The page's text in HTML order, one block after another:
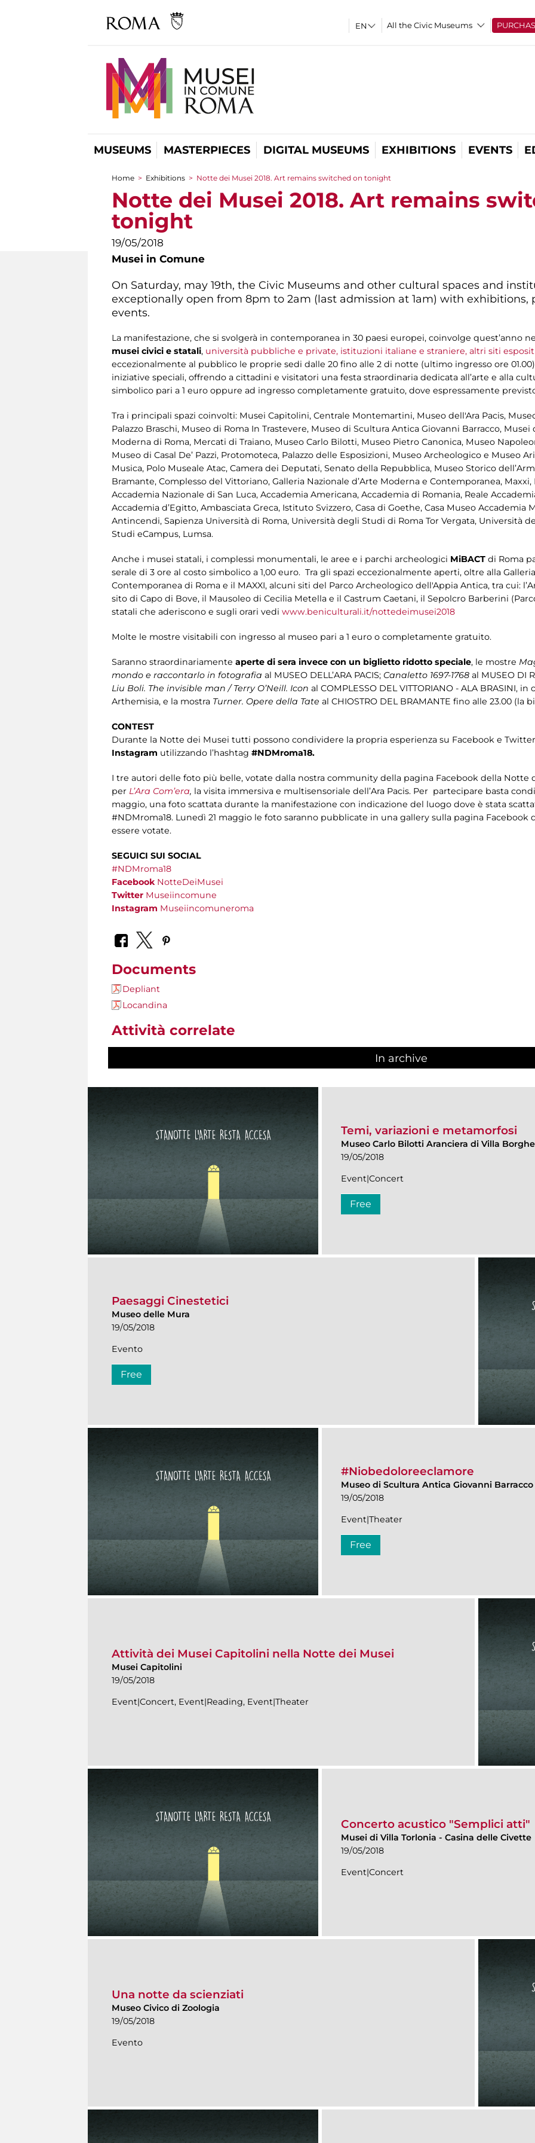
All the Civic Museums
MUSEUMS MASTERPIECES DIGITAL MUSEUMS EXHIBITIONS EVENTS
You are here
Home > Exhibitions > Notte dei Musei 2018. Art remains switched on tonight
Notte dei Musei 2018. Art remains
tonight
19/05/2018
Musei in Comune
On Saturday, may 19th, the Civic Museums and other cultural spaces and
exceptionally open from 8pm to 2am (last admission at 1am) with exhibitions,
events.
La manifestazione, che si svolgerà in contemporanea in 30 paesi europei, coinvolge quest’anno
musei civici e statali, università pubbliche e private, istituzioni italiane e straniere, altri siti
eccezionalmente al pubblico le proprie sedi dalle 20 fino alle 2 di notte (ultimo ingresso ore
iniziative speciali, offrendo a cittadini e visitatori una festa straordinaria dedicata all’arte e alla
simbolico pari a 1 euro oppure ad ingresso completamente gratuito, dove espressamente
Tra i principali spazi coinvolti: Musei Capitolini, Centrale Montemartini, Museo dell'Ara Pacis,
Palazzo Braschi, Museo di Roma In Trastevere, Museo di Scultura Antica Giovanni Barracco, Musei
Moderna di Roma, Mercati di Traiano, Museo Carlo Bilotti, Museo Pietro Canonica, Museo
Museo di Casal De’ Pazzi, Protomoteca, Palazzo delle Esposizioni, Museo Archeologico e Museo
Musica, Polo Museale Atac, Camera dei Deputati, Senato della Repubblica, Museo Storico
Bramante, Complesso del Vittoriano, Galleria Nazionale d’Arte Moderna e Contemporanea,
Accademia Nazionale di San Luca, Accademia Americana, Accademia di Romania, Reale
Accademia d’Egitto, Ambasciata Greca, Istituto Svizzero, Casa di Goethe, Casa Museo
Antincendi, Sapienza Università di Roma, Università degli Studi di Roma Tor Vergata, Università
Studi eCampus, Lumsa.
Anche i musei statali, i complessi monumentali, le aree e i parchi archeologici MiBACT di Roma
serale di 3 ore al costo simbolico a 1,00 euro. Tra gli spazi eccezionalmente aperti, oltre alla
Contemporanea di Roma e il MAXXI, alcuni siti del Parco Archeologico dell'Appia Antica, tra cui:
sito di Capo di Bove, il Mausoleo di Cecilia Metella e il Castrum Caetani, il Sepolcro Barberini
statali che aderiscono e sugli orari vedi www.beniculturali.it/nottedeimusei2018
Molte le mostre visitabili con ingresso al museo pari a 1 euro o completamente gratuito.
Saranno straordinariamente aperte di sera invece con un biglietto ridotto speciale, le mostre
mondo e raccontarlo in fotografia al MUSEO DELL’ARA PACIS; Canaletto 1697-1768 al MUSEO DI
Liu Boli. The invisible man / Terry O’Neill. Icon al COMPLESSO DEL VITTORIANO - ALA BRASINI,
Arthemisia, e la mostra Turner. Opere della Tate al CHIOSTRO DEL BRAMANTE fino alle 23.00
CONTEST
Durante la Notte dei Musei tutti possono condividere la propria esperienza su Facebook e
Instagram utilizzando l’hashtag #NDMroma18.
I tre autori delle foto più belle, votate dalla nostra community della pagina Facebook della
per L’Ara Com’era, la visita immersiva e multisensoriale dell’Ara Pacis. Per partecipare basta
maggio, una foto scattata durante la manifestazione con indicazione del luogo dove è stata
#NDMroma18. Lunedì 21 maggio le foto saranno pubblicate in una gallery sulla pagina
essere votate.
SEGUICI SUI SOCIAL
#NDMroma18
FacebookNotteDeiMusei
Twitter Museiincomune
Instagram Museiincomuneroma
Documents
Depliant
Locandina
Attività correlate
In archive
Temi, variazioni e metamorfosi
Museo Carlo Bilotti Aranciera di Villa
19/05/2018
Event|Concert
Free
Paesaggi Cinestetici
Museo delle Mura
19/05/2018
Evento
Free
#Niobedoloreeclamore
Museo di Scultura Antica Giovanni Barracco
19/05/2018
Event|Theater
Free
Attività dei Musei Capitolini nella Notte dei Musei
Musei Capitolini
19/05/2018
Event|Concert, Event|Reading, Event|Theater
Concerto acustico "Semplici atti"
Musei di Villa Torlonia - Casina delle Civette
19/05/2018
Event|Concert
Una notte da scienziati
Museo Civico di Zoologia
19/05/2018
Evento